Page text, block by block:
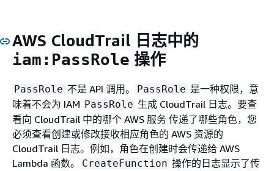
AWS CloudTrail 日志中的
iam:PassRole 操作
PassRole 不是 API 调用。 PassRole 是一种权限，意
味着不会为 IAM PassRole 生成 CloudTrail 日志。要查
看向 CloudTrail 中的哪个 AWS 服务 传递了哪些角色，您
必须查看创建或修改接收相应角色的 AWS 资源的
CloudTrail 日志。例如，角色在创建时会传递给 AWS
Lambda 函数。
CreateFunction 操作的日志显示了传